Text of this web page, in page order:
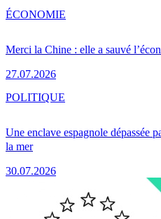
Merci la Chine : elle a sauvé
27.07.2026
ÉCONOMIE
Une enclave espagnole dépassée
la mer
30.07.2026
POLITIQUE